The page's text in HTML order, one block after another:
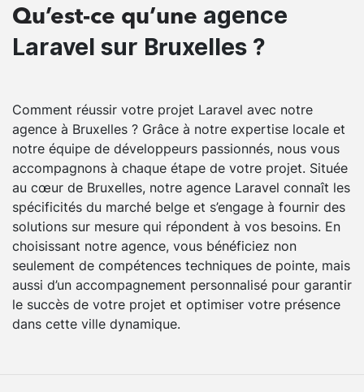
Qu’est-ce qu’une agence
Laravel sur Bruxelles ?
Comment réussir votre projet Laravel avec notre
agence à Bruxelles ? Grâce à notre expertise locale et
notre équipe de développeurs passionnés, nous vous
accompagnons à chaque étape de votre projet. Située
au cœur de Bruxelles, notre agence Laravel connaît les
spécificités du marché belge et s’engage à fournir des
solutions sur mesure qui répondent à vos besoins. En
choisissant notre agence, vous bénéficiez non
seulement de compétences techniques de pointe, mais
aussi d’un accompagnement personnalisé pour garantir
le succès de votre projet et optimiser votre présence
dans cette ville dynamique.